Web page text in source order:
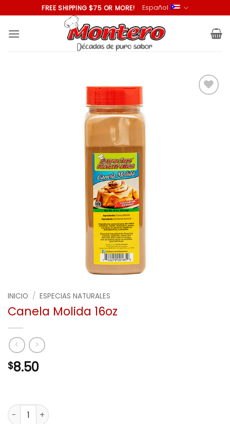
al
contenido
FREE SHIPPING $75 OR MORE! Español
INICIO / ESPECIAS NATURALES
Canela Molida 16oz
$8.50
Canela Molida 16oz cantidad